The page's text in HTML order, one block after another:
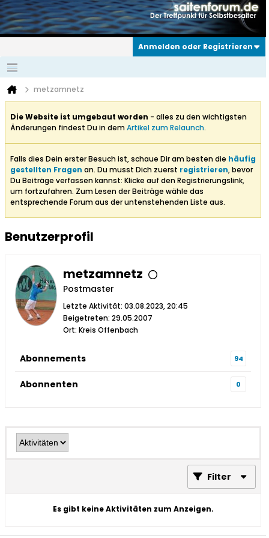
Anmelden oder Registrieren
metzamnetz
Die Website ist umgebaut worden - alles zu den wichtigsten
Änderungen findest Du in demArtikel zum Relaunch.
Falls dies Dein erster Besuch ist, schaue Dir am besten die häufig
gestellten Fragen an. Du musst Dich zuerst registrieren, bevor
Du Beiträge verfassen kannst: Klicke auf den Registrierungslink,
um fortzufahren. Zum Lesen der Beiträge wähle das
entsprechende Forum aus der untenstehenden Liste aus.
Benutzerprofil
metzamnetz
Postmaster
Letzte Aktivität: 03.08.2023, 20:45
Beigetreten: 29.05.2007
Ort: Kreis Offenbach
Abonnements 94
Abonnenten 0
Filter
Es gibt keine Aktivitäten zum Anzeigen.